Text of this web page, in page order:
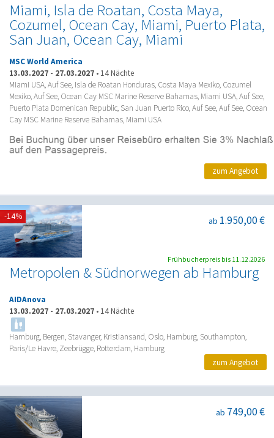
Miami, Isla de Roatan, Costa Maya,
Cozumel, Ocean Cay, Miami, Puerto Plata,
San Juan, Ocean Cay, Miami
MSC World America
13.03.2027 - 27.03.2027 • 14 Nächte
Miami USA, Auf See, Isla de Roatan Honduras, Costa Maya Mexiko, Cozumel
Mexiko, Auf See, Ocean Cay MSC Marine Reserve Bahamas, Miami USA, Auf See,
Puerto Plata Domenican Republic, San Juan Puerto Rico, Auf See, Auf See, Ocean
Cay MSC Marine Reserve Bahamas, Miami USA
zum Angebot
Metropolen & Südnorwegen ab Hamburg
ab 1.950,00 €
AIDAnova
13.03.2027 - 27.03.2027 • 14 Nächte
Hamburg, Bergen, Stavanger, Kristiansand, Oslo, Hamburg, Southampton,
Paris/Le Havre, Zeebrügge, Rotterdam, Hamburg
-14%
Frühbucherpreis bis 11.12.2026
zum Angebot
ab 749,00 €